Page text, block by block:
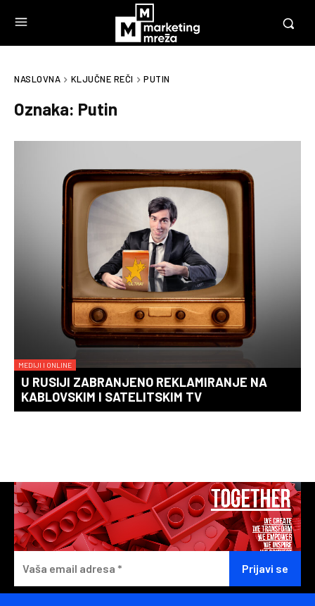
NASLOVNA KLJUČNE REČI PUTIN
Oznaka: Putin
MEDIJI I ONLINE
U RUSIJI ZABRANJENO REKLAMIRANJE NA
KABLOVSKIM I SATELITSKIM TV